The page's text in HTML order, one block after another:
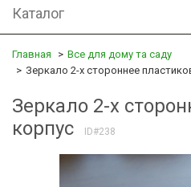
Каталог
Главная
Все для дому та саду
Зеркало 2-х стороннее
Зеркало 2-х
корпус
ID#238